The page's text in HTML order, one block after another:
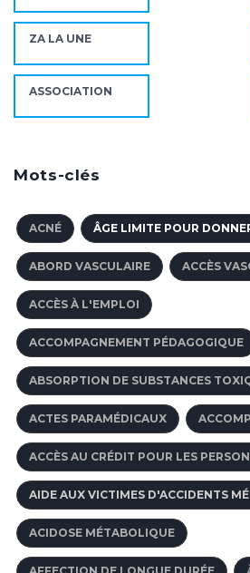
ZA LA UNE
ASSOCIATION
Mots-clés
ACNÉ ÂGE LIMITE POUR
ABORD VASCULAIRE ACCÈS
ACCÈS À L'EMPLOI
ACCOMPAGNEMENT PÉDAGOGIQUE
ABSORPTION DE SUBSTANCES
ACTES PARAMÉDICAUX
ACCÈS AU CRÉDIT POUR LES
AIDE AUX VICTIMES D'ACCIDENTS
ACIDOSE MÉTABOLIQUE